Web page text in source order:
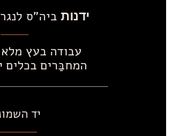
ידנות ביה"ס
עבודה בעץ
המחבַּרים בכלים
יד